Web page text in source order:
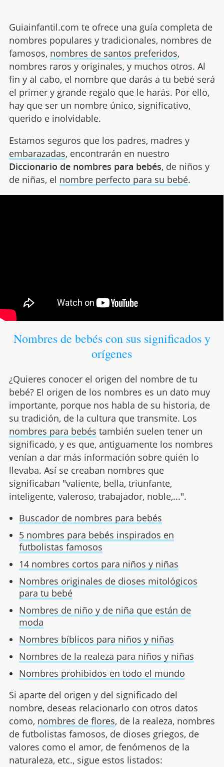
Guiainfantil.com te ofrece una guía completa de
nombres populares y tradicionales, nombres de
famosos, nombres de santos preferidos,
nombres raros y originales, y muchos otros. Al
fin y al cabo, el nombre que darás a tu bebé será
el primer y grande regalo que le harás. Por ello,
hay que ser un nombre único, significativo,
querido e inolvidable.
Estamos seguros que los padres, madres y
embarazadas, encontrarán en nuestro
Diccionario de nombres para bebés, de niños y
de niñas, el nombre perfecto para su bebé.
Nombres de bebés con sus significados y
orígenes
¿Quieres conocer el origen del nombre de tu
bebé? El origen de los nombres es un dato muy
importante, porque nos habla de su historia, de
su tradición, de la cultura que transmite. Los
nombres para bebés también suelen tener un
significado, y es que, antiguamente los nombres
venían a dar más información sobre quién lo
llevaba. Así se creaban nombres que
significaban "valiente, bella, triunfante,
inteligente, valeroso, trabajador, noble,...".
Buscador de nombres para bebés
5 nombres para bebés inspirados en
futbolistas famosos
14 nombres cortos para niños y niñas
Nombres originales de dioses mitológicos
para tu bebé
Nombres de niño y de niña que están de
moda
Nombres bíblicos para niños y niñas
Nombres de la realeza para niños y niñas
Nombres prohibidos en todo el mundo
Si aparte del origen y del significado del
nombre, deseas relacionarlo con otros datos
como, nombres de flores, de la realeza, nombres
de futbolistas famosos, de dioses griegos, de
valores como el amor, de fenómenos de la
naturaleza, etc., sigue estos listados: